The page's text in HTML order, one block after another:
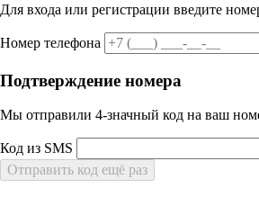
Для входа или регистрации введите
Номер телефона
Подтверждение номера
Мы отправили 4‑значный код на ваш
Код из SMS
Отправить код ещё раз